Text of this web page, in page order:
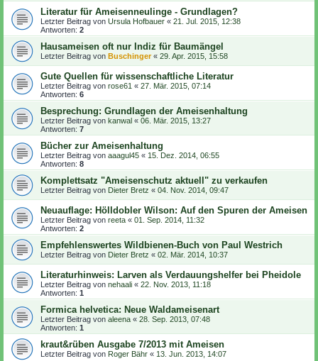
Literatur für Ameisenneulinge - Grundlagen?
Letzter Beitrag von Ursula Hofbauer « 21. Jul. 2015, 12:38
Antworten: 2
Hausameisen oft nur Indiz für Baumängel
Letzter Beitrag von Buschinger« 29. Apr. 2015, 15:58
Gute Quellen für wissenschaftliche Literatur
Letzter Beitrag von rose61 « 27. Mär. 2015, 07:14
Antworten: 6
Besprechung: Grundlagen der Ameisenhaltung
Letzter Beitrag von kanwal « 06. Mär. 2015, 13:27
Antworten: 7
Bücher zur Ameisenhaltung
Letzter Beitrag von aaagul45 « 15. Dez. 2014, 06:55
Antworten: 8
Komplettsatz "Ameisenschutz aktuell" zu verkaufen
Letzter Beitrag von Dieter Bretz « 04. Nov. 2014, 09:47
Neuauflage: Hölldobler Wilson: Auf den Spuren der Ameisen
Letzter Beitrag von reeta « 01. Sep. 2014, 11:32
Antworten: 2
Empfehlenswertes Wildbienen-Buch von Paul Westrich
Letzter Beitrag von Dieter Bretz « 02. Mär. 2014, 10:37
Literaturhinweis: Larven als Verdauungshelfer bei Pheidole
Letzter Beitrag von nehaali « 22. Nov. 2013, 11:18
Antworten: 1
Formica helvetica: Neue Waldameisenart
Letzter Beitrag von aleena « 28. Sep. 2013, 07:48
Antworten: 1
kraut&rüben Ausgabe 7/2013 mit Ameisen
Letzter Beitrag von Roger Bähr « 13. Jun. 2013, 14:07